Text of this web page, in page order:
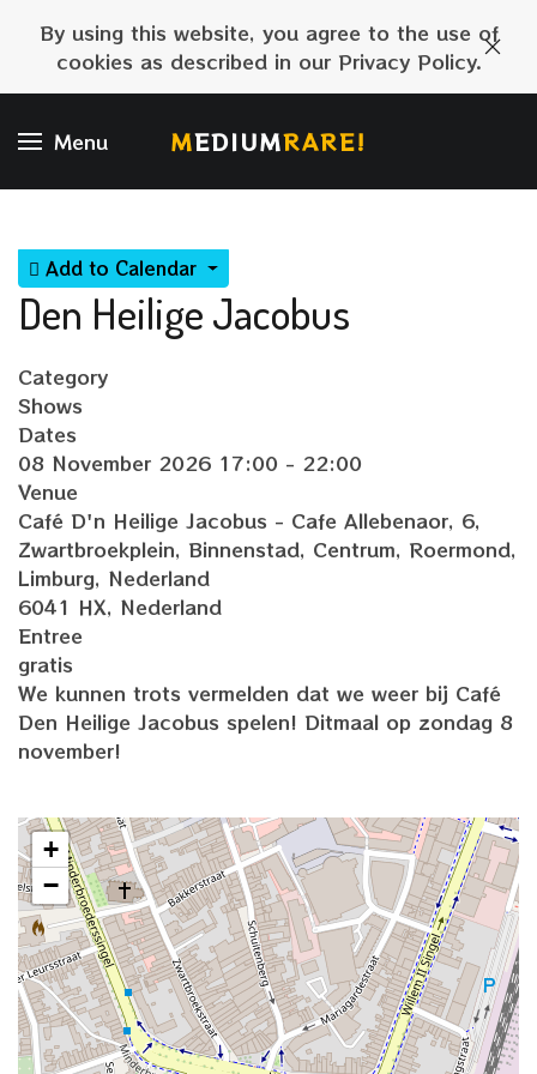
By using this website, you agree to the use of
cookies as described in our Privacy Policy.
Menu MEDIUMRARE!
Add to Calendar
Den Heilige Jacobus
Category
Shows
Dates
08 November 2026 17:00 - 22:00
Venue
Café D'n Heilige Jacobus - Cafe Allebenaor, 6,
Zwartbroekplein, Binnenstad, Centrum, Roermond,
Limburg, Nederland
6041 HX, Nederland
Entree
gratis
We kunnen trots vermelden dat we weer bij Café
Den Heilige Jacobus spelen! Ditmaal op zondag 8
november!
+
−